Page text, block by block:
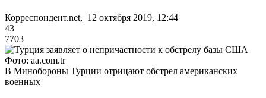
Корреспондент.net, 12 октября 2019, 12:44
43
7703
Фото: aa.com.tr
В Минобороны Турции отрицают обстрел американских
военных